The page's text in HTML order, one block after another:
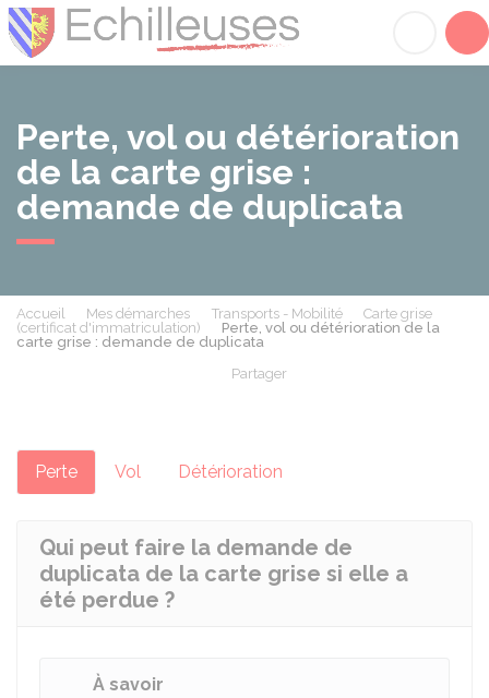
Perte, vol ou détérioration
de la carte grise :
demande de duplicata
Accueil Mes démarches Transports - Mobilité
Carte grise
(certificat d'immatriculation)
Perte, vol ou détérioration de la
carte grise : demande de duplicata
Partager
Perte Vol Détérioration
Qui peut faire la demande de
duplicata de la carte grise si elle a
été perdue ?
À savoir